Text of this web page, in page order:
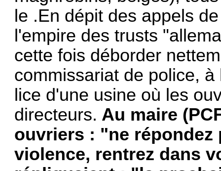
le .En dépit des appels
l'empire des trusts
cette fois déborder
commissariat de police,
lice d'une usine où les
directeurs. Au maire
ouvriers : "ne répondez
violence, rentrez dans